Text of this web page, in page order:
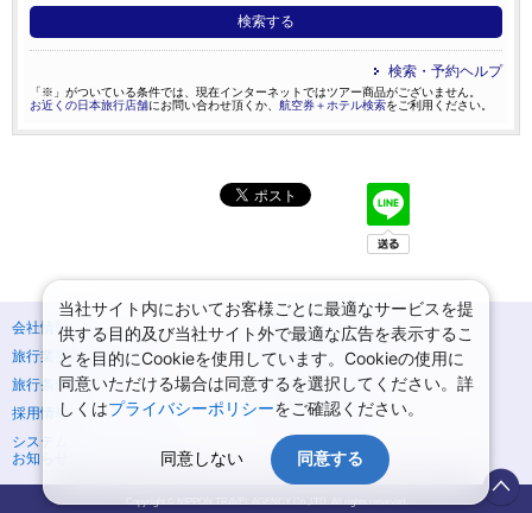
検索する
検索・予約ヘルプ
「※」がついている条件では、現在インターネットではツアー商品がございません。
お近くの日本旅行店舗にお問い合わせ頂くか、 航空券＋ホテル検索をご利用ください。
会社情報
プライバシーポリシー
旅行業登録票・約款
規約集
旅行条件書
ニュースリリース
採用情報
サイトマップ
システムメンテナンスの
お知らせ
Copyright © NIPPON TRAVEL AGENCY Co.,LTD. All rights reserved.
当社サイト内においてお客様ごとに最適なサービスを提
供する目的及び当社サイト外で最適な広告を表示するこ
とを目的にCookieを使用しています。Cookieの使用に
同意いただける場合は同意するを選択してください。詳
しくはプライバシーポリシーをご確認ください。
同意しない 同意する